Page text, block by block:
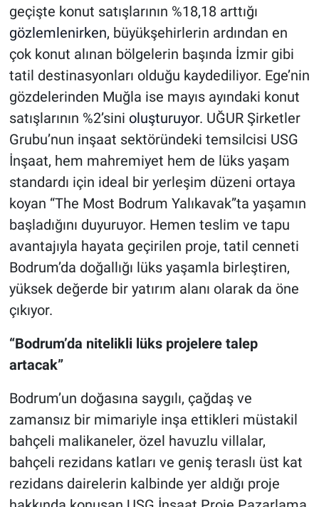
geçişte konut satışlarının %18,18 arttığı
gözlemlenirken, büyükşehirlerin ardından en
çok konut alınan bölgelerin başında İzmir gibi
tatil destinasyonları olduğu kaydediliyor. Ege’nin
gözdelerinden Muğla ise mayıs ayındaki konut
satışlarının %2’sini oluşturuyor. UĞUR Şirketler
Grubu’nun inşaat sektöründeki temsilcisi USG
İnşaat, hem mahremiyet hem de lüks yaşam
standardı için ideal bir yerleşim düzeni ortaya
koyan “The Most Bodrum Yalıkavak”ta yaşamın
başladığını duyuruyor. Hemen teslim ve tapu
avantajıyla hayata geçirilen proje, tatil cenneti
Bodrum’da doğallığı lüks yaşamla birleştiren,
yüksek değerde bir yatırım alanı olarak da öne
çıkıyor.
“Bodrum’da nitelikli lüks projelere talep
artacak”
Bodrum’un doğasına saygılı, çağdaş ve
zamansız bir mimariyle inşa ettikleri müstakil
bahçeli malikaneler, özel havuzlu villalar,
bahçeli rezidans katları ve geniş teraslı üst kat
rezidans dairelerin kalbinde yer aldığı proje